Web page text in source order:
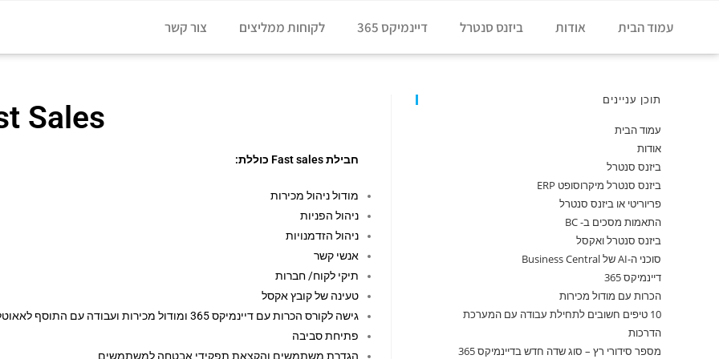
עמוד הבית אודות ביזנס סנטרל דיינמיקס 365 לקוחות ממליצים צור קשר
Sales
חבילת Fast sales כוללת:
מודול ניהול מכירות
ניהול הפניות
ניהול הזדמנויות
אנשי קשר
תיקי לקוח/ חברות
טעינה של קובץ אקסל
גישה לקורס הכרות עם דיינמיקס 365 ומודול מכירות ועבודה עם התוסף לאאוטלוק
פתיחת סביבה
הגדרת משתמשים והקצאת תפקידי אבטחה למשתמשים
תוכן עניינים
עמוד הבית
אודות
ביזנס סנטרל
ביזנס סנטרל מיקרוסופט ERP
פריוריטי או ביזנס סנטרל
התאמות מסכים ב- BC
ביזנס סנטרל ואקסל
סוכני ה-AI של Business Central
דיינמיקס 365
הכרות עם מודול מכירות
10 טיפים חשובים לתחילת עבודה עם המערכת
הדרכות
מספר סידורי רץ – סוג שדה חדש בדיינמיקס 365